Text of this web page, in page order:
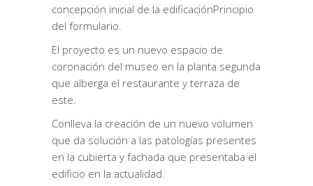
concepción inicial de la edificaciónPrincipio
del formulario.
El proyecto es un nuevo espacio de
coronación del museo en la planta segunda
que alberga el restaurante y terraza de
este.
Conlleva la creación de un nuevo volumen
que da solución a las patologías presentes
en la cubierta y fachada que presentaba el
edificio en la actualidad.